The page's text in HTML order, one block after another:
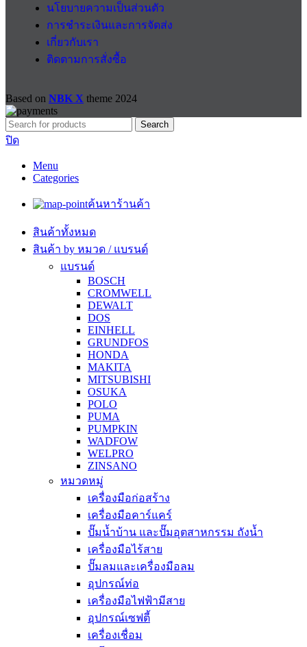
นโยบายความเป็นส่วนตัว
การชำระเงินและการจัดส่ง
เกี่ยวกับเรา
ติดตามการสั่งซื้อ
Based on NBK X theme 2024
Search
ปิด
Menu
Categories
ค้นหาร้านค้า
สินค้าทั้งหมด
สินค้า by หมวด / แบรนด์
แบรนด์
BOSCH
CROMWELL
DEWALT
DOS
EINHELL
GRUNDFOS
HONDA
MAKITA
MITSUBISHI
OSUKA
POLO
PUMA
PUMPKIN
WADFOW
WELPRO
ZINSANO
หมวดหมู่
เครื่องมือก่อสร้าง
เครื่องมือคาร์แคร์
ปั๊มน้ำบ้าน และปั๊มอุตสาหกรรม ถังน้ำ
เครื่องมือไร้สาย
ปั๊มลมและเครื่องมือลม
อุปกรณ์ท่อ
เครื่องมือไฟฟ้ามีสาย
อุปกรณ์เซฟตี้
เครื่องเชื่อม